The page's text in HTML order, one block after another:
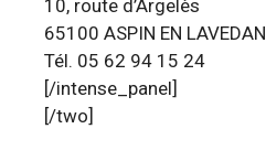
10, route d’Argelès
65100 ASPIN EN LAVEDAN
Tél. 05 62 94 15 24
[/intense_panel]
[/two]